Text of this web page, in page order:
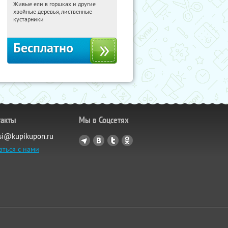
10:02:21 Получили:
Московская обл., г. Химки,
Живые ели в горшках и другие
хвойные деревья, лиственные
кустарники
Бесплатно
с нами
Мы в Соцсетях